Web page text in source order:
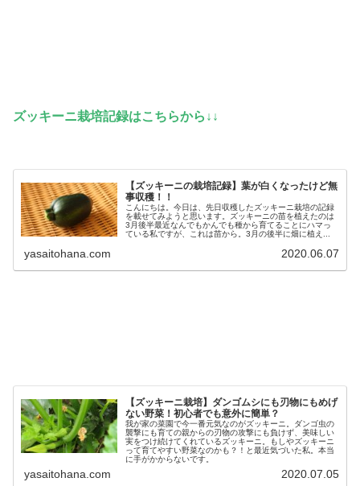
ズッキーニ栽培記録はこちらから↓↓
【ズッキーニの栽培記録】葉が白くなったけど無
事収穫！！
こんにちは。今日は、先日収穫したズッキーニ栽培の記録
を載せてみようと思います。ズッキーニの苗を植えたのは
3月後半最近なんでもかんでも種から育てることにハマっ
ている私ですが、これは苗から。3月の後半に畑に植え...
yasaitohana.com 2020.06.07
【ズッキーニ栽培】ダンゴムシにも刃物にもめげ
ない野菜！初心者でも意外に簡単？
我が家の菜園で今一番元気なのがズッキーニ。ダンゴ虫の
襲撃にも育ての親からの刃物の攻撃にも負けず、美味しい
実をつけ続けてくれているズッキーニ。もしやズッキーニ
って育てやすい野菜なのかも？！と最近気づいた私。本当
に手がかからないです。
yasaitohana.com 2020.07.05